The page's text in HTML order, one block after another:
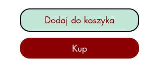
Dodaj do koszyka
Kup